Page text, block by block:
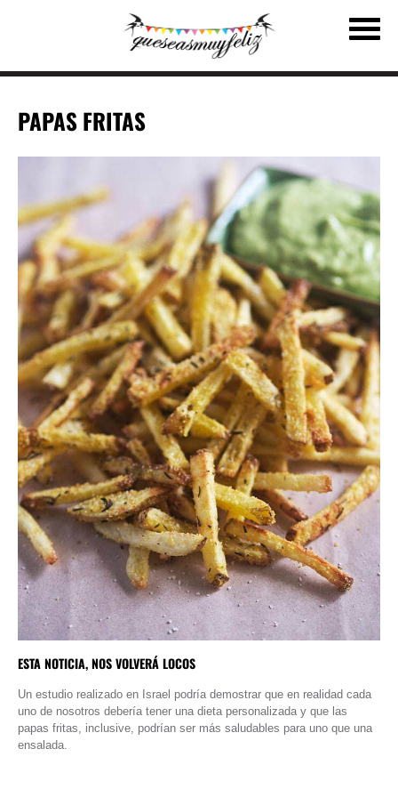
PAPAS FRITAS
ESTA NOTICIA, NOS VOLVERÁ LOCOS
Un estudio realizado en Israel podría demostrar que en realidad cada
uno de nosotros debería tener una dieta personalizada y que las
papas fritas, inclusive, podrían ser más saludables para uno que una
ensalada.